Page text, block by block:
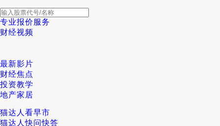
专业报价服务
财经视频
最新影片
财经焦点
投资教学
地产家居
猫达人看早市
猫达人快问快答